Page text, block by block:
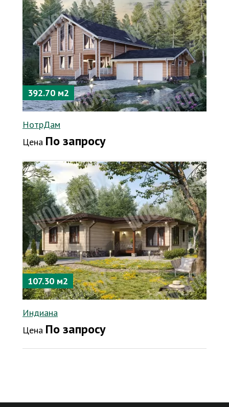
392.70 м2
НотрДам
Цена По запросу
107.30 м2
Индиана
Цена По запросу